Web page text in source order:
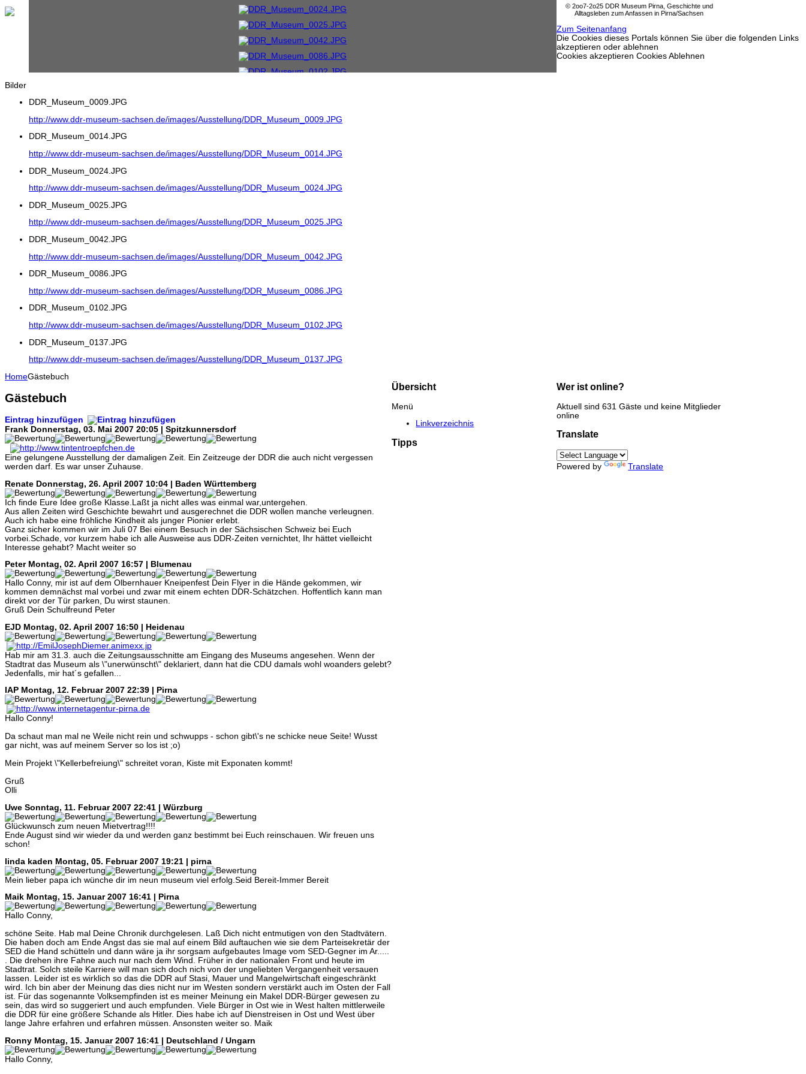
Bilder
DDR_Museum_0009.JPG
http://www.ddr-museum-sachsen.de/images/Ausstellung/DDR_Museum_0009.JPG
DDR_Museum_0014.JPG
http://www.ddr-museum-sachsen.de/images/Ausstellung/DDR_Museum_0014.JPG
DDR_Museum_0024.JPG
http://www.ddr-museum-sachsen.de/images/Ausstellung/DDR_Museum_0024.JPG
DDR_Museum_0025.JPG
http://www.ddr-museum-sachsen.de/images/Ausstellung/DDR_Museum_0025.JPG
DDR_Museum_0042.JPG
http://www.ddr-museum-sachsen.de/images/Ausstellung/DDR_Museum_0042.JPG
DDR_Museum_0086.JPG
http://www.ddr-museum-sachsen.de/images/Ausstellung/DDR_Museum_0086.JPG
DDR_Museum_0102.JPG
http://www.ddr-museum-sachsen.de/images/Ausstellung/DDR_Museum_0102.JPG
DDR_Museum_0137.JPG
http://www.ddr-museum-sachsen.de/images/Ausstellung/DDR_Museum_0137.JPG
HomeGästebuch
Gästebuch
Eintrag hinzufügen
Frank Donnerstag, 03. Mai 2007 20:05 | Spitzkunnersdorf
Eine gelungene Ausstellung der damaligen Zeit. Ein Zeitzeuge der DDR die auch nicht vergessen
werden darf. Es war unser Zuhause.
Renate Donnerstag, 26. April 2007 10:04 | Baden Württemberg
Ich finde Eure Idee große Klasse.Laßt ja nicht alles was einmal war,untergehen.
Aus allen Zeiten wird Geschichte bewahrt und ausgerechnet die DDR wollen manche verleugnen.
Auch ich habe eine fröhliche Kindheit als junger Pionier erlebt.
Ganz sicher kommen wir im Juli 07 Bei einem Besuch in der Sächsischen Schweiz bei Euch
vorbei.Schade, vor kurzem habe ich alle Ausweise aus DDR-Zeiten vernichtet, Ihr hättet vielleicht
Interesse gehabt? Macht weiter so
Peter Montag, 02. April 2007 16:57 | Blumenau
Hallo Conny, mir ist auf dem Olbernhauer Kneipenfest Dein Flyer in die Hände gekommen, wir
kommen demnächst mal vorbei und zwar mit einem echten DDR-Schätzchen. Hoffentlich kann man
direkt vor der Tür parken, Du wirst staunen.
Gruß Dein Schulfreund Peter
EJD Montag, 02. April 2007 16:50 | Heidenau
Hab mir am 31.3. auch die Zeitungsausschnitte am Eingang des Museums angesehen. Wenn der
Stadtrat das Museum als \"unerwünscht\" deklariert, dann hat die CDU damals wohl woanders gelebt?
Jedenfalls, mir hat´s gefallen...
IAP Montag, 12. Februar 2007 22:39 | Pirna
Hallo Conny!
Da schaut man mal ne Weile nicht rein und schwupps - schon gibt\'s ne schicke neue Seite! Wusst
gar nicht, was auf meinem Server so los ist ;o)
Mein Projekt \"Kellerbefreiung\" schreitet voran, Kiste mit Exponaten kommt!
Gruß
Olli
Uwe Sonntag, 11. Februar 2007 22:41 | Würzburg
Glückwunsch zum neuen Mietvertrag!!!!
Ende August sind wir wieder da und werden ganz bestimmt bei Euch reinschauen. Wir freuen uns
schon!
linda kaden Montag, 05. Februar 2007 19:21 | pirna
Mein lieber papa ich wünche dir im neun museum viel erfolg.Seid Bereit-Immer Bereit
Maik Montag, 15. Januar 2007 16:41 | Pirna
Hallo Conny,
schöne Seite. Hab mal Deine Chronik durchgelesen. Laß Dich nicht entmutigen von den Stadtvätern.
Die haben doch am Ende Angst das sie mal auf einem Bild auftauchen wie sie dem Parteisekretär der
SED die Hand schütteln und dann wäre ja ihr sorgsam aufgebautes Image vom SED-Gegner im Ar.....
. Die drehen ihre Fahne auch nur nach dem Wind. Früher in der nationalen Front und heute im
Stadtrat. Solch steile Karriere will man sich doch nich von der ungeliebten Vergangenheit versauen
lassen. Leider ist es wirklich so das die DDR auf Stasi, Mauer und Mangelwirtschaft eingeschränkt
wird. Ich bin aber der Meinung das dies nicht nur im Westen sondern verstärkt auch im Osten der Fall
ist. Für das sogenannte Volksempfinden ist es meiner Meinung ein Makel DDR-Bürger gewesen zu
sein, das wird so suggeriert und auch empfunden. Viele Bürger in Ost wie in West halten mittlerweile
die DDR für eine größere Schande als Hitler. Dies habe ich auf Dienstreisen in Ost und West über
lange Jahre erfahren und erfahren müssen. Ansonsten weiter so. Maik
Ronny Montag, 15. Januar 2007 16:41 | Deutschland / Ungarn
Hallo Conny,
Übersicht
Menü
Linkverzeichnis
Tipps
Wer ist online?
Aktuell sind 631 Gäste und keine Mitglieder
online
Translate
Powered by Translate
© 2oo7-2o25 DDR Museum Pirna, Geschichte und
Alltagsleben zum Anfassen in Pirna/Sachsen
Zum Seitenanfang
Die Cookies dieses Portals können Sie über die folgenden Links
akzeptieren oder ablehnen
Cookies akzeptieren Cookies Ablehnen